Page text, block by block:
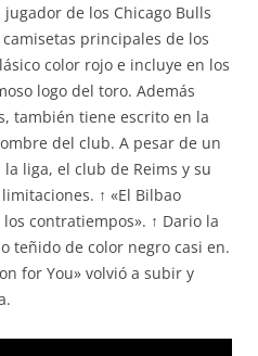
de los Chicago Bulls
principales de los
color rojo e incluye en los
logo del toro. Además
también tiene escrito en la
del club. A pesar de un
liga, el club de Reims y su
↑ «El Bilbao
contratiempos». ↑ Dario la
teñido de color negro casi en.
for You» volvió a subir y